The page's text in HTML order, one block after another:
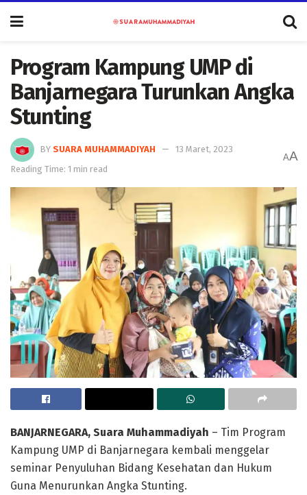
Program Kampung UMP di
Banjarnegara Turunkan Angka
Stunting
BY SUARA MUHAMMADIYAH
13 Maret, 2023
Reading Time: 1 min read
AA
BANJARNEGARA, Suara Muhammadiyah – Tim Program
Kampung UMP di Banjarnegara kembali menggelar
seminar Penyuluhan Bidang Kesehatan dan Hukum
Guna Menurunkan Angka Stunting.